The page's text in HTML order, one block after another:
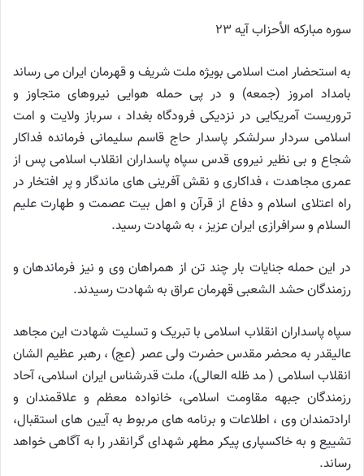
سوره مبارکه الأحزاب آیه ۲۳
به استحضار امت اسلامی بویژه ملت شریف و قهرمان ایران می رساند
بامداد امروز (جمعه) و در پی حمله هوایی نیروهای متجاوز و
تروریست آمریکایی در نزدیکی فرودگاه بغداد ، سرباز ولایت و امت
اسلامی سردار سرلشکر پاسدار حاج قاسم سلیمانی فرمانده فداکار
شجاع و بی نظیر نیروی قدس سپاه پاسداران انقلاب اسلامی پس از
عمری مجاهدت ، فداکاری و نقش آفرینی های ماندگار و پر افتخار در
راه اعتلای اسلام و دفاع از قرآن و اهل بیت عصمت و طهارت علیم
السلام و سرافرازی ایران عزیز ، به شهادت رسید.
در این حمله جنایات بار چند تن از همراهان وی و نیز فرماندهان و
رزمندگان حشد الشعبی قهرمان عراق به شهادت رسیدند.
سپاه پاسداران انقلاب اسلامی با تبریک و تسلیت شهادت این مجاهد
عالیقدر به محضر مقدس حضرت ولی عصر (عج) ، رهبر عظیم الشان
انقلاب اسلامی ( مد ظله العالی)، ملت قدرشناس ایران اسلامی، آحاد
رزمندگان جبهه مقاومت اسلامی، خانواده معظم و علاقمندان و
ارادتمندان وی ، اطلاعات و برنامه های مربوط به آیین های استقبال،
تشییع و به خاکسپاری پیکر مطهر شهدای گرانقدر را به آگاهی خواهد
رساند.